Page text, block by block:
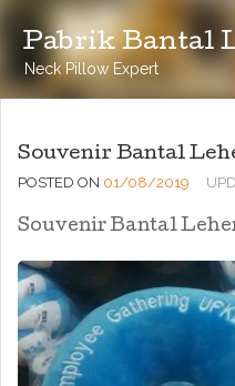
Pabrik Bantal
Neck Pillow Expert
Souvenir Bantal
POSTED ON 01/08/2019
Souvenir Bantal